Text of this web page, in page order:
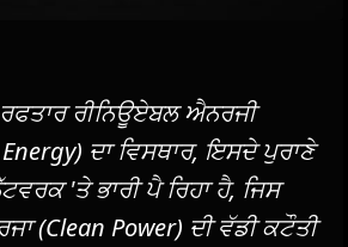
ਰੀਨਿਊਏਬਲ ਐਨਰਜੀ
ਦਾ ਵਿਸਥਾਰ, ਇਸਦੇ ਪੁਰਾਣੇ
'ਤੇ ਭਾਰੀ ਪੈ ਰਿਹਾ ਹੈ, ਜਿਸ
(Clean Power) ਦੀ ਵੱਡੀ ਕਟੌਤੀ